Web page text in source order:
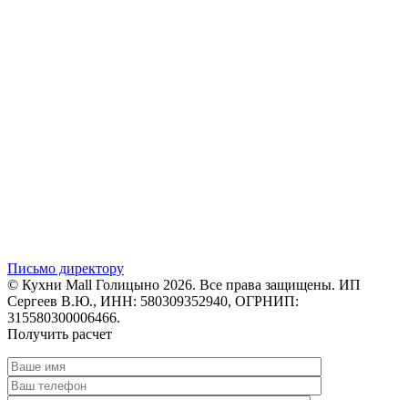
Письмо директору
© Кухни Mall Голицыно 2026. Все права защищены. ИП
Сергеев В.Ю., ИНН: 580309352940, ОГРНИП:
315580300006466.
Получить расчет